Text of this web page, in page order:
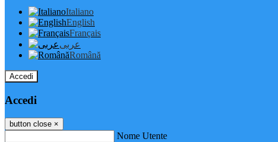
Italiano
English
Français
عربى
Română
Accedi
Accedi
button close ×
Nome Utente